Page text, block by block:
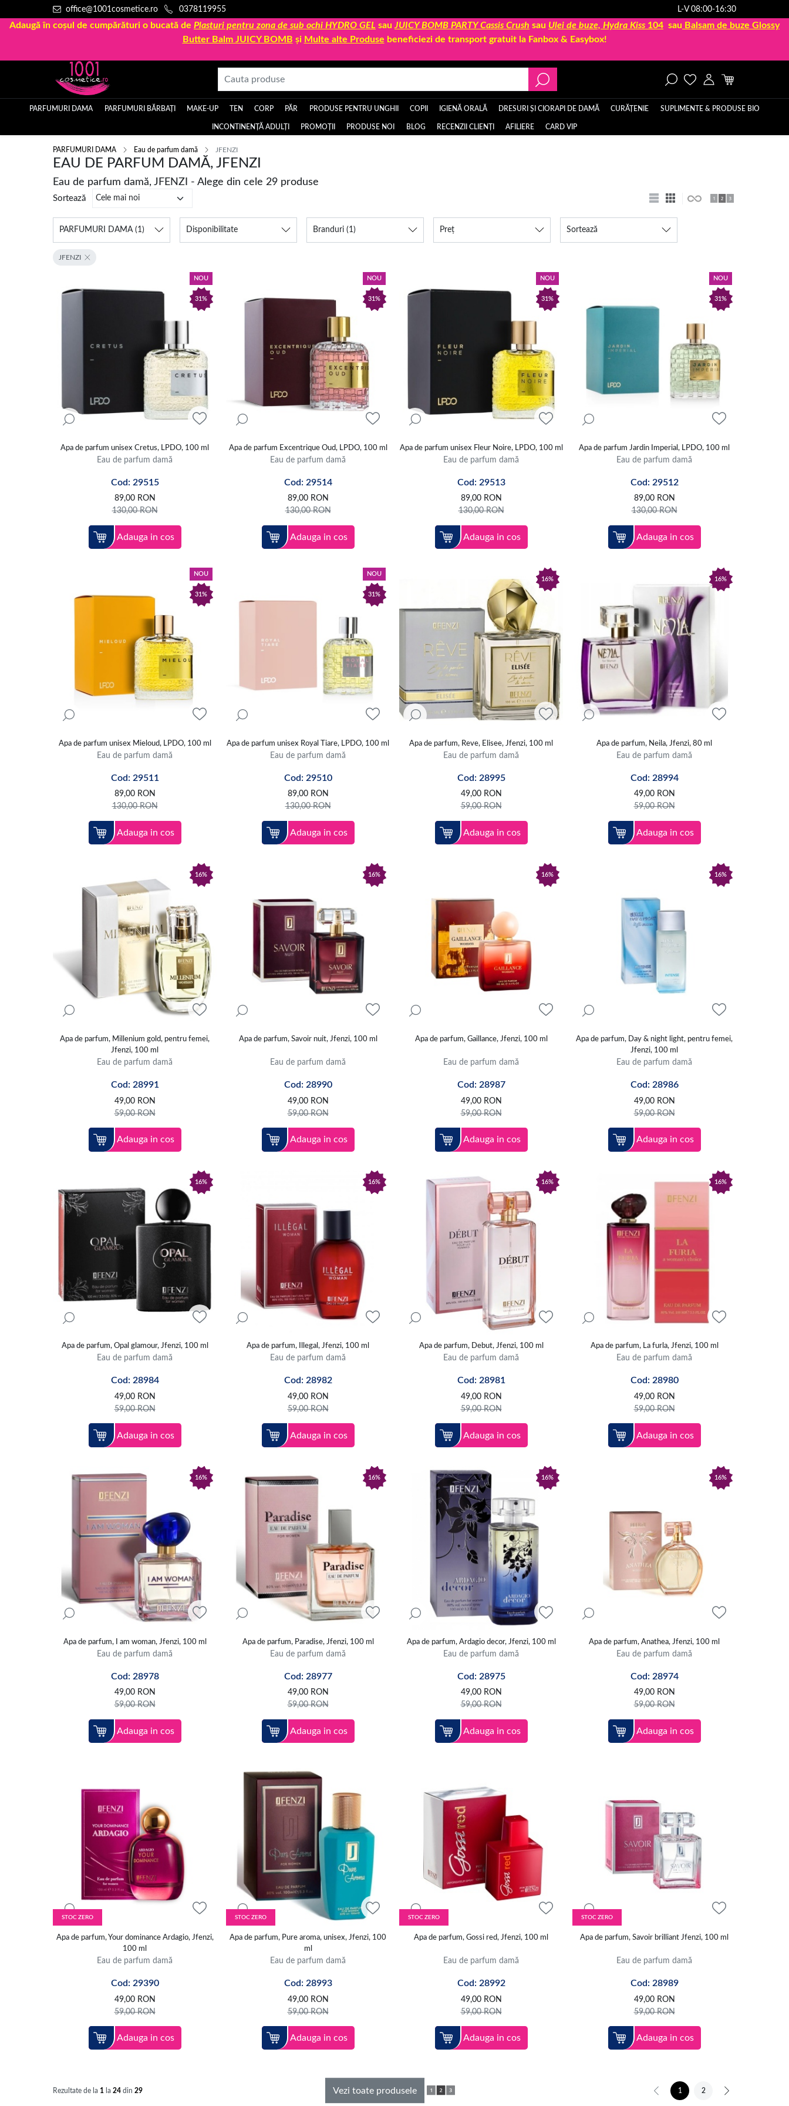
office@1001cosmetice.ro 0378119955 L-V 08:00-16:30
Adaugă în coșul de cumpărături o bucată de Plasturi pentru zona de sub ochi HYDRO GEL sau JUICY BOMB PARTY Cassis Crush sau Ulei de buze, Hydra Kiss 104 sau Balsam de buze Glossy
Butter Balm JUICY BOMB și Multe alte Produse beneficiezi de transport gratuit la Fanbox & Easybox!
PARFUMURI DAMA PARFUMURI BĂRBAȚI MAKE-UP TEN CORP PĂR PRODUSE PENTRU UNGHII COPII IGIENĂ ORALĂ DRESURI ȘI CIORAPI DE DAMĂ CURĂȚENIE SUPLIMENTE & PRODUSE BIO
INCONTINENȚĂ ADULȚI PROMOȚII PRODUSE NOI BLOG RECENZII CLIENȚI AFILIERE CARD VIP
PARFUMURI DAMA Eau de parfum damă JFENZI
EAU DE PARFUM DAMĂ, JFENZI
Eau de parfum damă, JFENZI - Alege din cele 29 produse
Sortează
PARFUMURI DAMA (1) Disponibilitate Branduri (1) Preț Sortează
JFENZI
NOU
31%
Apa de parfum unisex Cretus, LPDO, 100 ml
Eau de parfum damă
Cod: 29515
89,00 RON
130,00RON
Adauga in cos
NOU
31%
Apa de parfum Excentrique Oud, LPDO, 100 ml
Eau de parfum damă
Cod: 29514
89,00 RON
130,00RON
Adauga in cos
NOU
31%
Apa de parfum unisex Fleur Noire, LPDO, 100 ml
Eau de parfum damă
Cod: 29513
89,00 RON
130,00RON
Adauga in cos
NOU
31%
Apa de parfum Jardin Imperial, LPDO, 100 ml
Eau de parfum damă
Cod: 29512
89,00 RON
130,00RON
Adauga in cos
NOU
31%
Apa de parfum unisex Mieloud, LPDO, 100 ml
Eau de parfum damă
Cod: 29511
89,00 RON
130,00RON
Adauga in cos
NOU
31%
Apa de parfum unisex Royal Tiare, LPDO, 100 ml
Eau de parfum damă
Cod: 29510
89,00 RON
130,00RON
Adauga in cos
16%
Apa de parfum, Reve, Elisee, Jfenzi, 100 ml
Eau de parfum damă
Cod: 28995
49,00 RON
59,00RON
Adauga in cos
16%
Apa de parfum, Neila, Jfenzi, 80 ml
Eau de parfum damă
Cod: 28994
49,00 RON
59,00RON
Adauga in cos
16%
Apa de parfum, Millenium gold, pentru femei,
Jfenzi, 100 ml
Eau de parfum damă
Cod: 28991
49,00 RON
59,00RON
Adauga in cos
16%
Apa de parfum, Savoir nuit, Jfenzi, 100 ml
Eau de parfum damă
Cod: 28990
49,00 RON
59,00RON
Adauga in cos
16%
Apa de parfum, Gaillance, Jfenzi, 100 ml
Eau de parfum damă
Cod: 28987
49,00 RON
59,00RON
Adauga in cos
16%
Apa de parfum, Day & night light, pentru femei,
Jfenzi, 100 ml
Eau de parfum damă
Cod: 28986
49,00 RON
59,00RON
Adauga in cos
16%
Apa de parfum, Opal glamour, Jfenzi, 100 ml
Eau de parfum damă
Cod: 28984
49,00 RON
59,00RON
Adauga in cos
16%
Apa de parfum, Illegal, Jfenzi, 100 ml
Eau de parfum damă
Cod: 28982
49,00 RON
59,00RON
Adauga in cos
16%
Apa de parfum, Debut, Jfenzi, 100 ml
Eau de parfum damă
Cod: 28981
49,00 RON
59,00RON
Adauga in cos
16%
Apa de parfum, La furla, Jfenzi, 100 ml
Eau de parfum damă
Cod: 28980
49,00 RON
59,00RON
Adauga in cos
16%
Apa de parfum, I am woman, Jfenzi, 100 ml
Eau de parfum damă
Cod: 28978
49,00 RON
59,00RON
Adauga in cos
16%
Apa de parfum, Paradise, Jfenzi, 100 ml
Eau de parfum damă
Cod: 28977
49,00 RON
59,00RON
Adauga in cos
16%
Apa de parfum, Ardagio decor, Jfenzi, 100 ml
Eau de parfum damă
Cod: 28975
49,00 RON
59,00RON
Adauga in cos
16%
Apa de parfum, Anathea, Jfenzi, 100 ml
Eau de parfum damă
Cod: 28974
49,00 RON
59,00RON
Adauga in cos
STOC ZERO
Apa de parfum, Your dominance Ardagio, Jfenzi,
100 ml
Eau de parfum damă
Cod: 29390
49,00 RON
59,00RON
Adauga in cos
STOC ZERO
Apa de parfum, Pure aroma, unisex, Jfenzi, 100
ml
Eau de parfum damă
Cod: 28993
49,00 RON
59,00RON
Adauga in cos
STOC ZERO
Apa de parfum, Gossi red, Jfenzi, 100 ml
Eau de parfum damă
Cod: 28992
49,00 RON
59,00RON
Adauga in cos
STOC ZERO
Apa de parfum, Savoir brilliant Jfenzi, 100 ml
Eau de parfum damă
Cod: 28989
49,00 RON
59,00RON
Adauga in cos
Rezultate de la 1 la 24 din 29 Vezi toate produsele 1 2